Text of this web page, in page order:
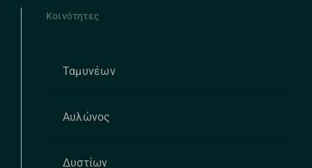
Κοινότητες
Ταμυνέων
Αυλώνος
Δυστίων